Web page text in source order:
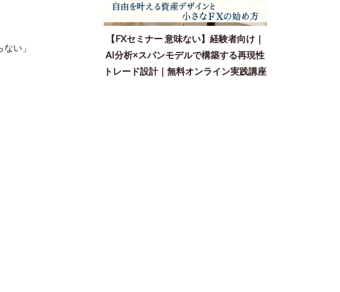
【FXセミナー 意味ない】経験者向け｜
AI分析×スパンモデルで構築する再現性
トレード設計｜無料オンライン実践講座
い」